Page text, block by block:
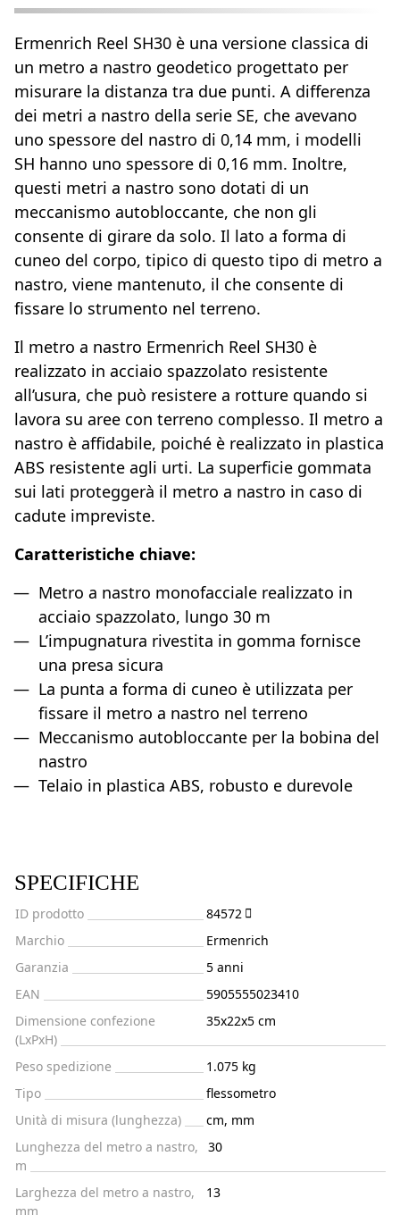
Ermenrich Reel SH30 è una versione classica di
un metro a nastro geodetico progettato per
misurare la distanza tra due punti. A differenza
dei metri a nastro della serie SE, che avevano
uno spessore del nastro di 0,14 mm, i modelli
SH hanno uno spessore di 0,16 mm. Inoltre,
questi metri a nastro sono dotati di un
meccanismo autobloccante, che non gli
consente di girare da solo. Il lato a forma di
cuneo del corpo, tipico di questo tipo di metro a
nastro, viene mantenuto, il che consente di
fissare lo strumento nel terreno.
Il metro a nastro Ermenrich Reel SH30 è
realizzato in acciaio spazzolato resistente
all’usura, che può resistere a rotture quando si
lavora su aree con terreno complesso. Il metro a
nastro è affidabile, poiché è realizzato in plastica
ABS resistente agli urti. La superficie gommata
sui lati proteggerà il metro a nastro in caso di
cadute impreviste.
Caratteristiche chiave:
Metro a nastro monofacciale realizzato in
acciaio spazzolato, lungo 30 m
L’impugnatura rivestita in gomma fornisce
una presa sicura
La punta a forma di cuneo è utilizzata per
fissare il metro a nastro nel terreno
Meccanismo autobloccante per la bobina del
nastro
Telaio in plastica ABS, robusto e durevole
SPECIFICHE
ID prodotto
84572
Marchio
Ermenrich
Garanzia
5 anni
EAN
5905555023410
Dimensione confezione
(LxPxH)
35x22x5 cm
Peso spedizione
1.075 kg
Tipo
flessometro
Unità di misura (lunghezza)
cm, mm
Lunghezza del metro a nastro,
m
30
Larghezza del metro a nastro,
mm
13